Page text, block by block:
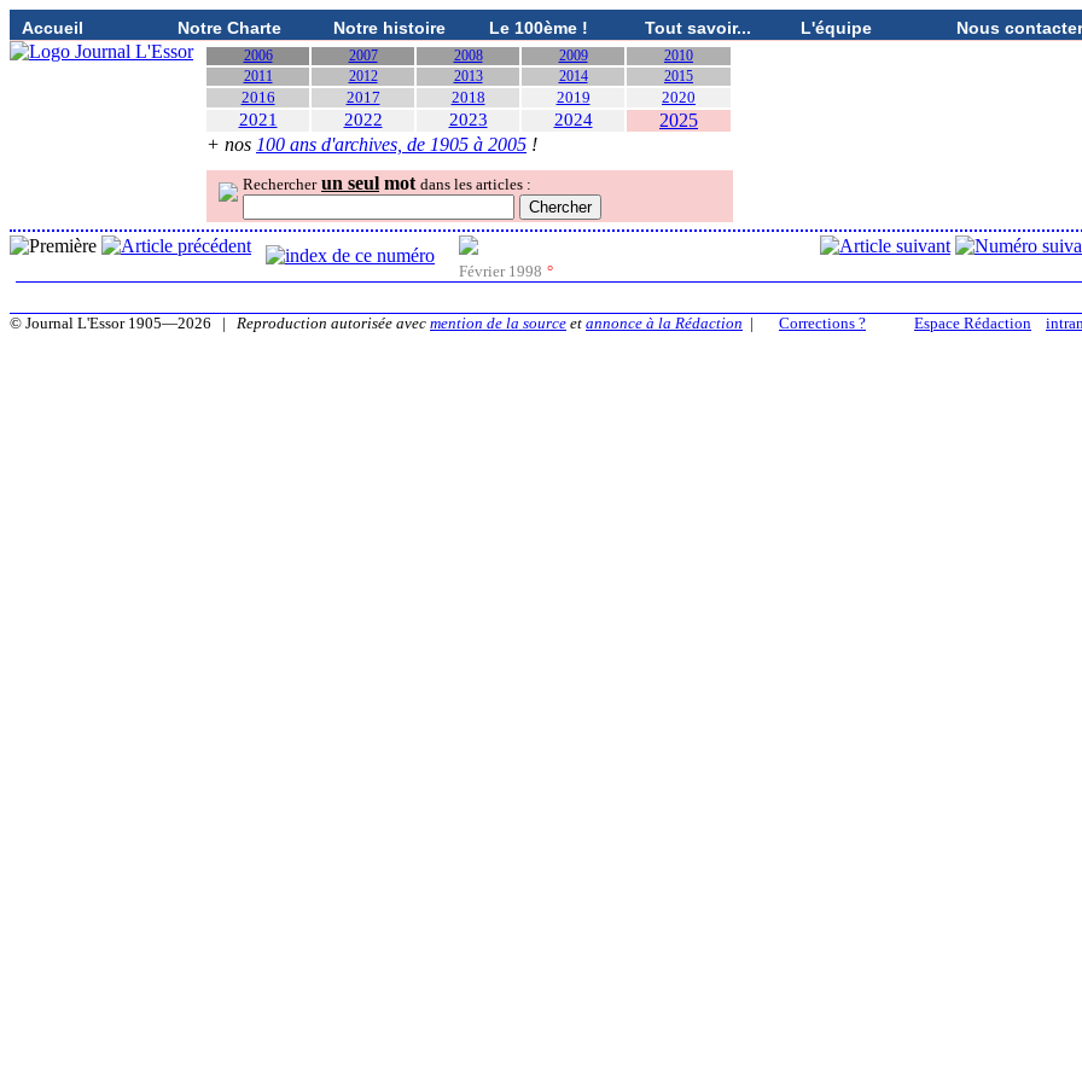
Accueil Notre Charte Notre histoire Le 100ème ! Tout savoir... L'équipe Nous contacter
2006 2007 2008 2009
2010
2011
2012 2013 2014 2015
2016 2017 2018 2019 2020
2021 2022 2023 2024
2025
+ nos 100 ans d'archives, de 1905 à 2005 !
Rechercher un seul mot dans les articles :
Février 1998 °
Espace Rédaction
© Journal L'Essor 1905—2026 | Reproduction autorisée avec mention de la source et annonce à la Rédaction | Corrections ?